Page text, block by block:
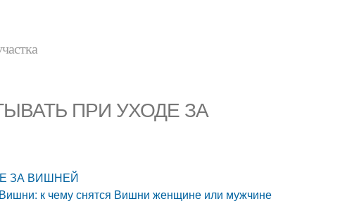
ПРИ УХОДЕ ЗА
ЗА ВИШНЕЙ
к чему снятся Вишни женщине или мужчине